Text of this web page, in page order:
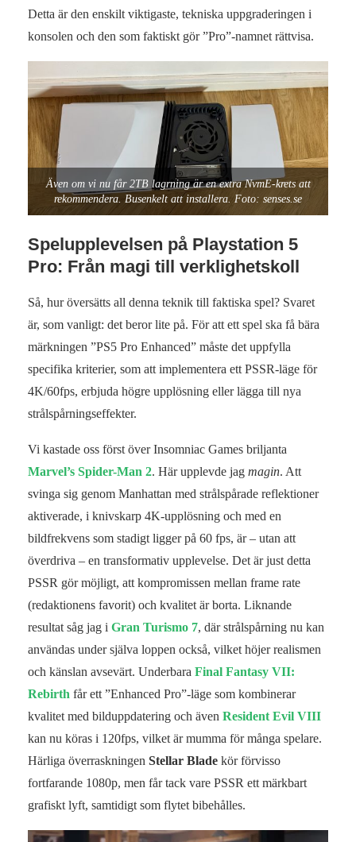
Detta är den enskilt viktigaste, tekniska uppgraderingen i
konsolen och den som faktiskt gör ”Pro”-namnet rättvisa.
Även om vi nu får 2TB lagrning är en extra NvmE-krets att
rekommendera. Busenkelt att installera. Foto: senses.se
Spelupplevelsen på Playstation 5
Pro: Från magi till verklighetskoll
Så, hur översätts all denna teknik till faktiska spel? Svaret
är, som vanligt: det beror lite på. För att ett spel ska få bära
märkningen ”PS5 Pro Enhanced” måste det uppfylla
specifika kriterier, som att implementera ett PSSR-läge för
4K/60fps, erbjuda högre upplösning eller lägga till nya
strålspårningseffekter.
Vi kastade oss först över Insomniac Games briljanta
Marvel’s Spider-Man 2. Här upplevde jag magin. Att
svinga sig genom Manhattan med strålspårade reflektioner
aktiverade, i knivskarp 4K-upplösning och med en
bildfrekvens som stadigt ligger på 60 fps, är – utan att
överdriva – en transformativ upplevelse. Det är just detta
PSSR gör möjligt, att kompromissen mellan frame rate
(redaktionens favorit) och kvalitet är borta. Liknande
resultat såg jag i Gran Turismo 7, där strålspårning nu kan
användas under själva loppen också, vilket höjer realismen
och känslan avsevärt. Underbara Final Fantasy VII:
Rebirth får ett ”Enhanced Pro”-läge som kombinerar
kvalitet med bilduppdatering och även Resident Evil VIII
kan nu köras i 120fps, vilket är mumma för många spelare.
Härliga överraskningen Stellar Blade kör förvisso
fortfarande 1080p, men får tack vare PSSR ett märkbart
grafiskt lyft, samtidigt som flytet bibehålles.